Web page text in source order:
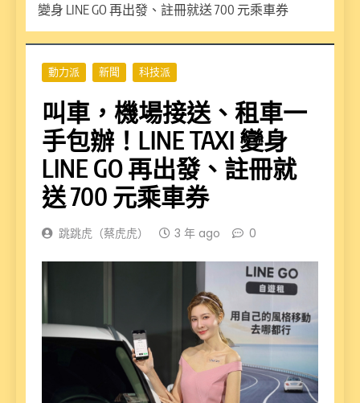
變身 LINE GO 再出發、註冊就送 700 元乘車券
動力派 新聞 科技派
叫車，機場接送、租車一
手包辦！LINE TAXI 變身
LINE GO 再出發、註冊就
送 700 元乘車券
跳跳虎（蔡虎虎） 3 年 ago 0